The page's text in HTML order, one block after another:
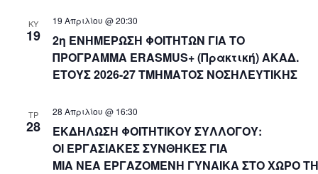
ΚΥ
19
2η ΕΝΗΜΕΡΩΣΗ ΦΟΙΤΗΤΩΝ ΓΙΑ ΤΟ
ΠΡΟΓΡΑΜΜΑ ERASMUS+ (Πρακτική) ΑΚΑΔ.
ΕΤΟΥΣ 2026-27 ΤΜΗΜΑΤΟΣ ΝΟΣΗΛΕΥΤΙΚΗΣ
19 Απριλίου @ 20:30
ΤΡ
28
ΕΚΔΗΛΩΣΗ ΦΟΙΤΗΤΙΚΟΥ ΣΥΛΛΟΓΟΥ:
ΟΙ ΕΡΓΑΣΙΑΚΕΣ ΣΥΝΘΗΚΕΣ ΓΙΑ
ΜΙΑ ΝΕΑ ΕΡΓΑΖΟΜΕΝΗ ΓΥΝΑΙΚΑ ΣΤΟ ΧΩΡΟ
28 Απριλίου @ 16:30